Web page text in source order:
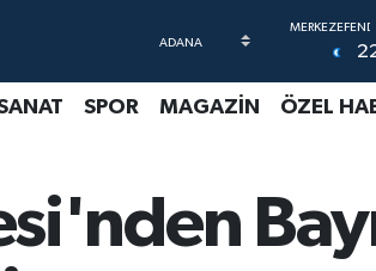
SPOR MAGAZİN ÖZEL